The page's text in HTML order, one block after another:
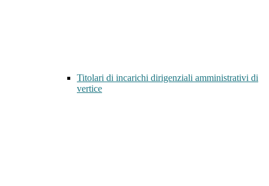
Titolari di incarichi dirigenziali amministrativi di
vertice